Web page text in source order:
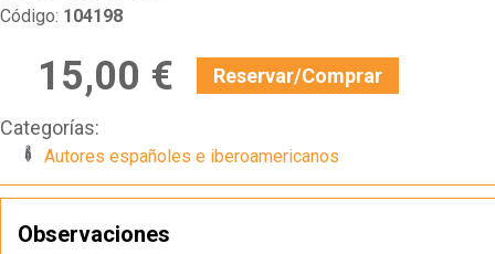
Código: 104198
15,00 € Reservar/Comprar
Categorías:
Autores españoles e iberoamericanos
Observaciones